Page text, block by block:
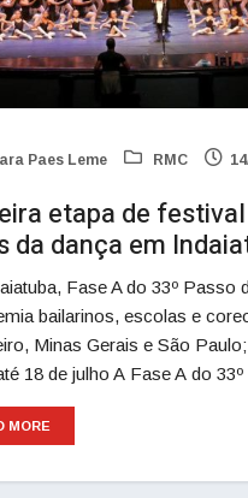
Paes Leme RMC
etapa de
da dança em
Fase A do 33º Passo
bailarinos, escolas e
Minas Gerais e São
18 de julho A Fase A do
MORE